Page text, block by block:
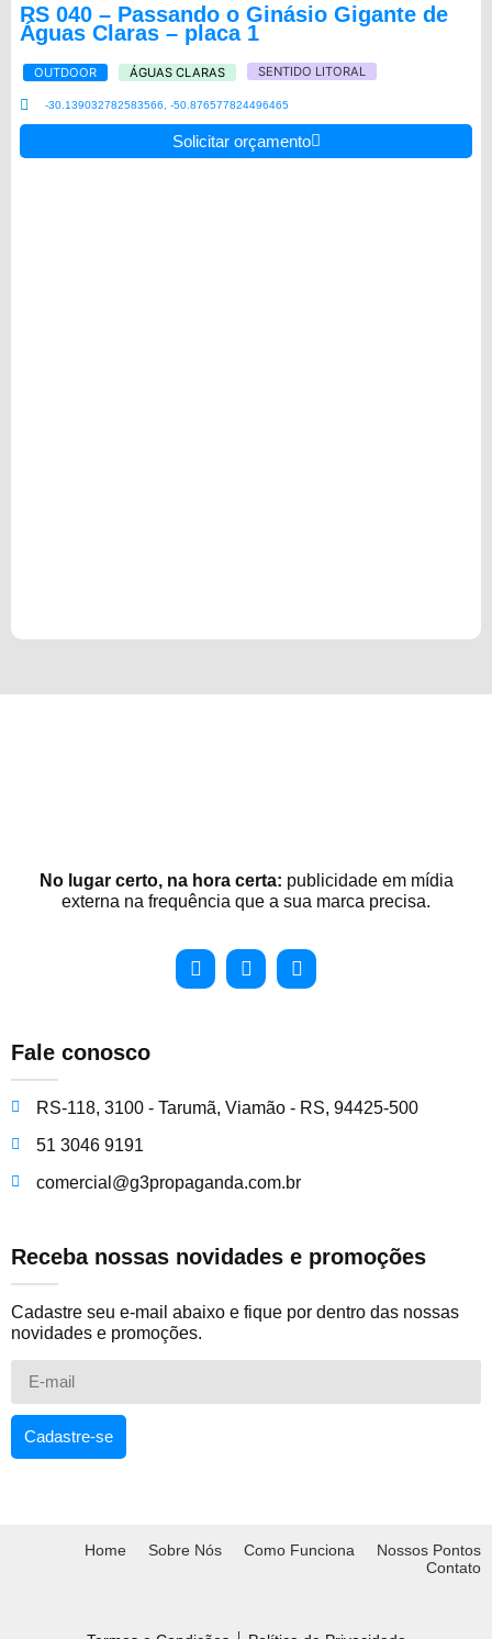
RS 040 – Passando o Ginásio Gigante de
Águas Claras – placa 1
OUTDOOR ÁGUAS CLARAS SENTIDO LITORAL
-30.139032782583566, -50.876577824496465
Solicitar orçamento
No lugar certo, na hora certa: publicidade em mídia
externa na frequência que a sua marca precisa.
Fale conosco
RS-118, 3100 - Tarumã, Viamão - RS, 94425-500
51 3046 9191
comercial@g3propaganda.com.br
Receba nossas novidades e promoções
Cadastre seu e-mail abaixo e fique por dentro das nossas
novidades e promoções.
Cadastre-se
Home Sobre Nós Como Funciona
Nossos Pontos
Contato